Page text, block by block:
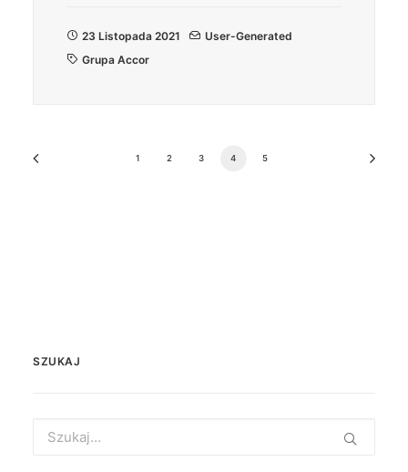
23 Listopada 2021
User-Generated
Grupa Accor
1 2 3 4 5
SZUKAJ
for: